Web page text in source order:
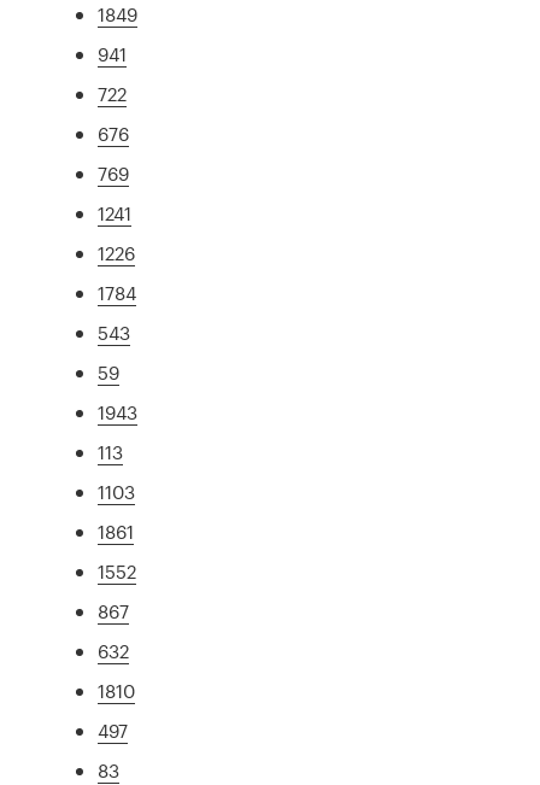
1849
941
722
676
769
1241
1226
1784
543
59
1943
113
1103
1861
1552
867
632
1810
497
83